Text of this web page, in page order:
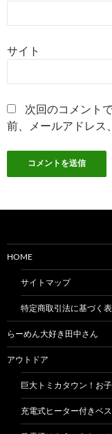
サイト
次回のコメント
前、メールアドレス
HOME
サイトマップ
特定商取引法に基づく
らーめん大好き田中さん
アウトドア
巨大トミカタウン！お
充電式ヒーター付きベ